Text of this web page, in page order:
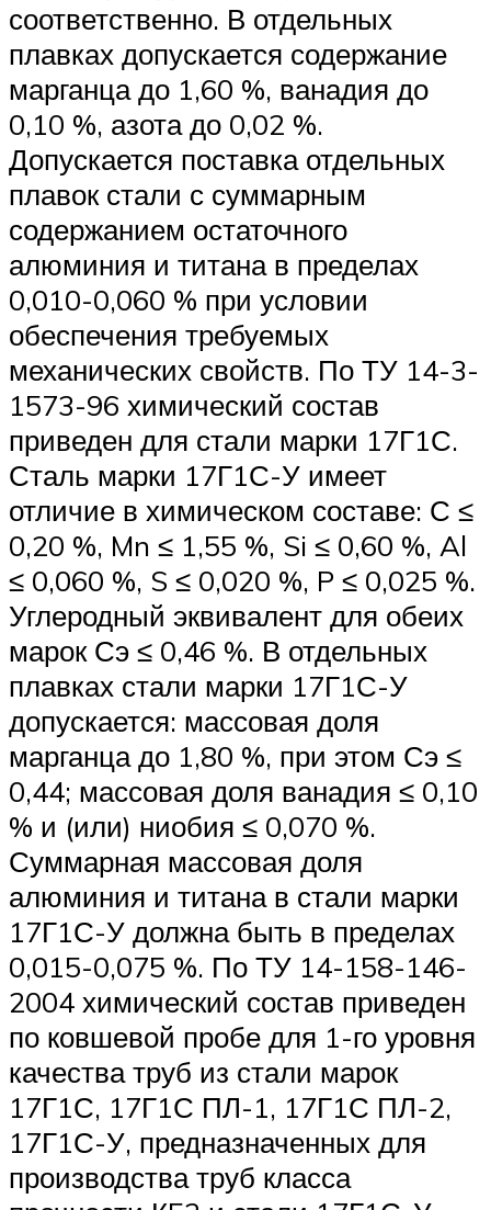
соответственно. В отдельных
плавках допускается содержание
марганца до 1,60 %, ванадия до
0,10 %, азота до 0,02 %.
Допускается поставка отдельных
плавок стали с суммарным
содержанием остаточного
алюминия и титана в пределах
0,010-0,060 % при условии
обеспечения требуемых
механических свойств. По ТУ 14-3-
1573-96 химический состав
приведен для стали марки 17Г1С.
Сталь марки 17Г1С-У имеет
отличие в химическом составе: С ≤
0,20 %, Mn ≤ 1,55 %, Si ≤ 0,60 %, Al
≤ 0,060 %, S ≤ 0,020 %, P ≤ 0,025 %.
Углеродный эквивалент для обеих
марок Сэ ≤ 0,46 %. В отдельных
плавках стали марки 17Г1С-У
допускается: массовая доля
марганца до 1,80 %, при этом Сэ ≤
0,44; массовая доля ванадия ≤ 0,10
% и (или) ниобия ≤ 0,070 %.
Суммарная массовая доля
алюминия и титана в стали марки
17Г1С-У должна быть в пределах
0,015-0,075 %. По ТУ 14-158-146-
2004 химический состав приведен
по ковшевой пробе для 1-го уровня
качества труб из стали марок
17Г1С, 17Г1С ПЛ-1, 17Г1С ПЛ-2,
17Г1С-У, предназначенных для
производства труб класса